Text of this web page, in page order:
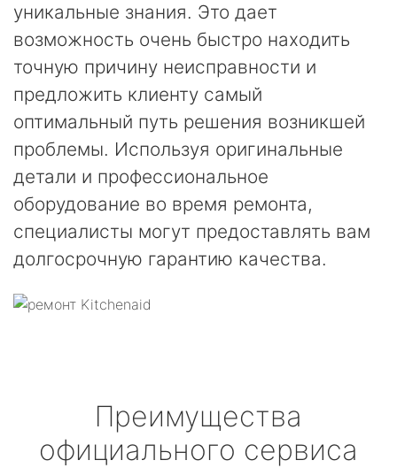
уникальные знания. Это дает
возможность очень быстро находить
точную причину неисправности и
предложить клиенту самый
оптимальный путь решения возникшей
проблемы. Используя оригинальные
детали и профессиональное
оборудование во время ремонта,
специалисты могут предоставлять вам
долгосрочную гарантию качества.
Преимущества
официального сервиса